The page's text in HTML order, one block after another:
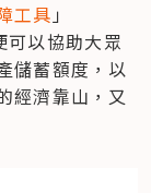
工具 」
以協助大眾
儲蓄額度，以
經濟靠山，又